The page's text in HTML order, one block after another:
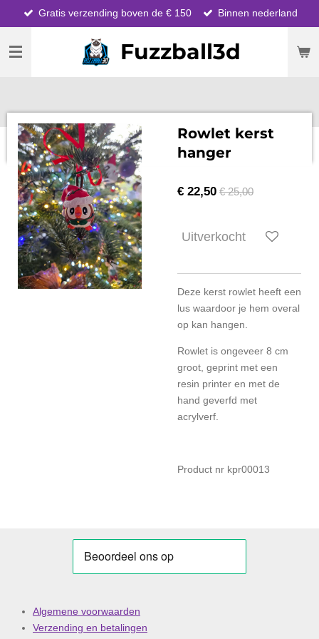
direct
naar
hoofdinhoud
Fuzzball3d
Gratis verzending boven de € 150 Binnen nederland
Rowlet kerst
hanger
€ 22,50 € 25,00
Uitverkocht
Deze kerst rowlet heeft een
lus waardoor je hem overal
op kan hangen.
Rowlet is ongeveer 8 cm
groot, geprint met een
resin printer en met de
hand geverfd met
acrylverf.
Product nr kpr00013
Algemene voorwaarden
Verzending en betalingen